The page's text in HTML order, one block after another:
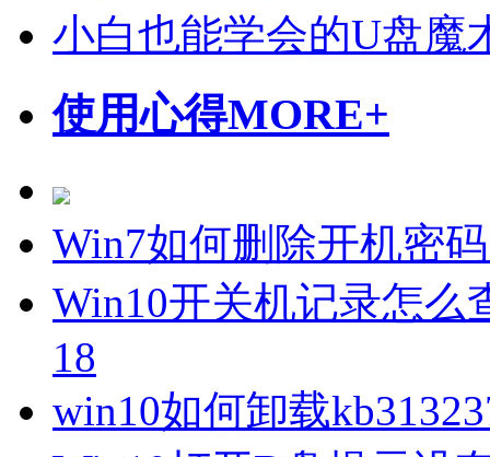
小白也能学会的U盘魔
使用心得MORE+
Win7如何删除开机密
Win10开关机记录怎么
18
win10如何卸载